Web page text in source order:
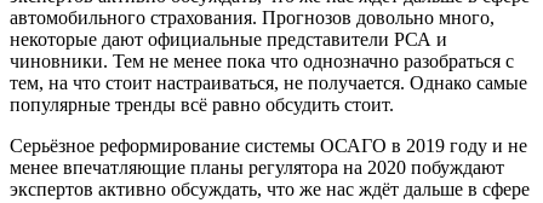
автомобильного страхования. Прогнозов довольно много,
некоторые дают официальные представители РСА и
чиновники. Тем не менее пока что однозначно разобраться с
тем, на что стоит настраиваться, не получается. Однако самые
популярные тренды всё равно обсудить стоит.
Серьёзное реформирование системы ОСАГО в 2019 году и не
менее впечатляющие планы регулятора на 2020 побуждают
экспертов активно обсуждать, что же нас ждёт дальше в сфере